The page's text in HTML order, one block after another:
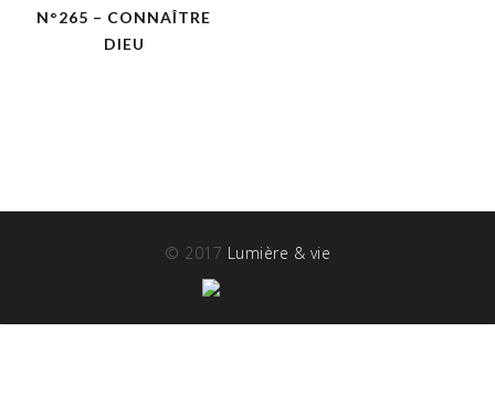
N°265 – CONNAÎTRE
DIEU
© 2017 Lumière & vie